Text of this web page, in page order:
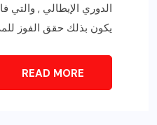
الدوري الإيطالي , والتي
يكون بذلك حقق الفوز للمرة
READ MORE